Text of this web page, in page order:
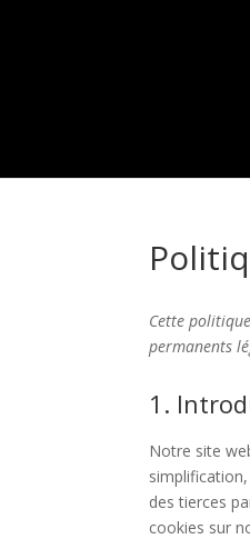
Cette
permanents
1.
Notre site
des tierces
cookies sur